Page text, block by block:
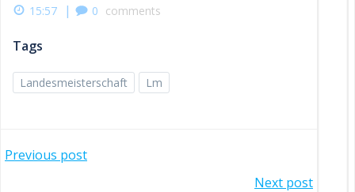
15:57 | 0 comments
Tags
Landesmeisterschaft Lm
Post
Previous post
Next post